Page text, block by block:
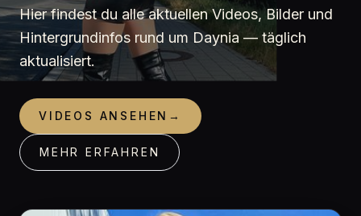
Hier findest du alle aktuellen Videos, Bilder und
Hintergrundinfos rund um Daynia — täglich
aktualisiert.
VIDEOS ANSEHEN →
MEHR ERFAHREN